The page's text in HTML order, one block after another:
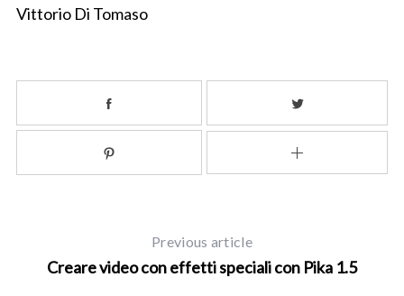
Vittorio Di Tomaso
Previous article
Creare video con effetti speciali con Pika 1.5
S
f
r